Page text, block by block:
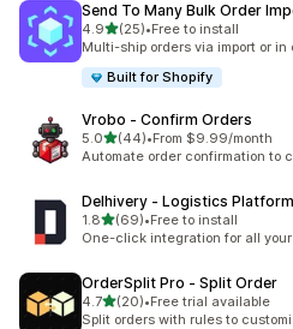
Send To Many Bulk Order
4.9滿分 5 顆星
(25)
共有 25 則評價
•Free to install
Multi-ship orders via import or
Built for Shopify
Vrobo ‑ Confirm Orders
5.0滿分 5 顆星
(44)
共有 44 則評價
•From $9.99/month
Automate order confirmation to
Delhivery ‑ Logistics Platform
1.8滿分 5 顆星
(69)
共有 69 則評價
•Free to install
One-click integration for all
OrderSplit Pro ‑ Split Order
4.7滿分 5 顆星
(20)
共有 20 則評價
•Free trial available
Split orders with rules to